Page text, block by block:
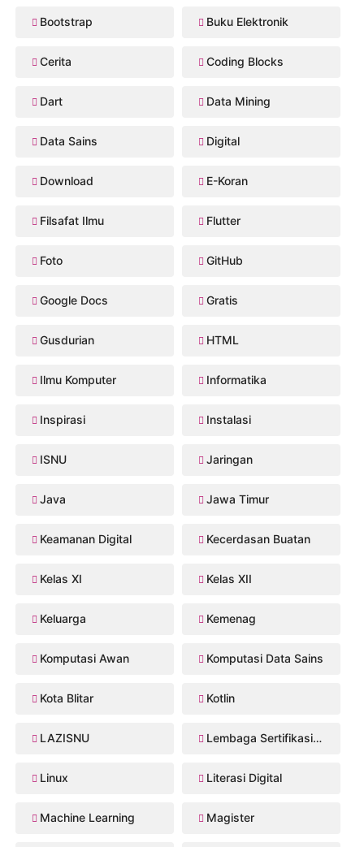
Bootstrap Buku Elektronik
Cerita Coding Blocks
Dart Data Mining
Data Sains Digital
Download E-Koran
Filsafat Ilmu Flutter
Foto GitHub
Google Docs Gratis
Gusdurian HTML
Ilmu Komputer Informatika
Inspirasi Instalasi
ISNU Jaringan
Java Jawa Timur
Keamanan Digital Kecerdasan Buatan
Kelas XI Kelas XII
Keluarga Kemenag
Komputasi Awan Komputasi Data Sains
Kota Blitar Kotlin
LAZISNU Lembaga Sertifikasi Profesi
Linux Literasi Digital
Machine Learning Magister